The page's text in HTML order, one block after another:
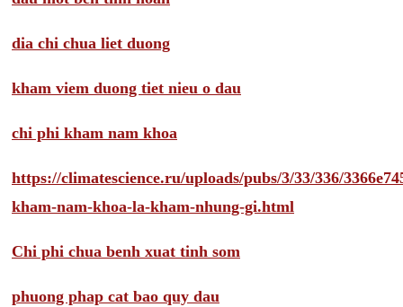
dia chi chua liet duong
kham viem duong tiet nieu o dau
chi phi kham nam khoa
https://climatescience.ru/uploads/pubs/3/33/336/
kham-nam-khoa-la-kham-nhung-gi.html
Chi phi chua benh xuat tinh som
phuong phap cat bao quy dau